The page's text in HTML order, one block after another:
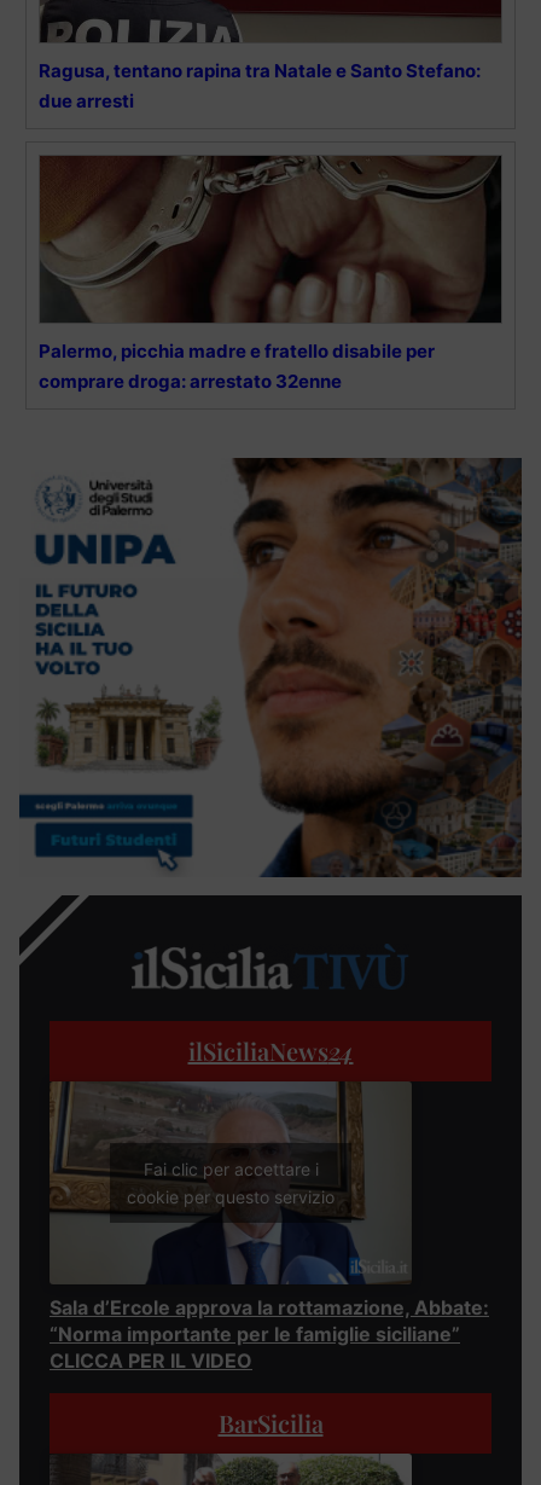
Ragusa, tentano rapina tra Natale e Santo Stefano:
due arresti
Palermo, picchia madre e fratello disabile per
comprare droga: arrestato 32enne
ilSiciliaNews24
Fai clic per accettare i
cookie per questo servizio
Sala d’Ercole approva la rottamazione, Abbate:
“Norma importante per le famiglie siciliane”
CLICCA PER IL VIDEO
BarSicilia